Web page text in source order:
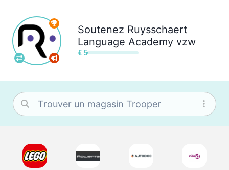
Soutenez Ruysschaert
Language Academy vzw
€ 5